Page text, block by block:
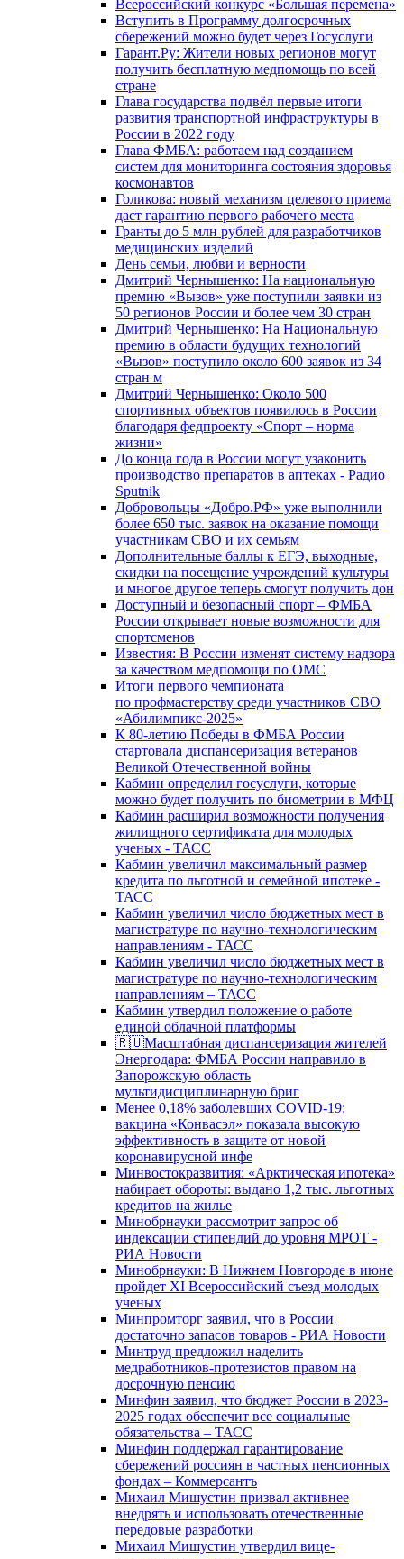
Всероссийский конкурс «Большая перемена»
Вступить в Программу долгосрочных
сбережений можно будет через Госуслуги
Гарант.Ру: Жители новых регионов могут
получить бесплатную медпомощь по всей
стране
Глава государства подвёл первые итоги
развития транспортной инфраструктуры в
России в 2022 году
Глава ФМБА: работаем над созданием
систем для мониторинга состояния здоровья
космонавтов
Голикова: новый механизм целевого приема
даст гарантию первого рабочего места
Гранты до 5 млн рублей для разработчиков
медицинских изделий
День семьи, любви и верности
Дмитрий Чернышенко: На национальную
премию «Вызов» уже поступили заявки из
50 регионов России и более чем 30 стран
Дмитрий Чернышенко: На Национальную
премию в области будущих технологий
«Вызов» поступило около 600 заявок из 34
стран м
Дмитрий Чернышенко: Около 500
спортивных объектов появилось в России
благодаря федпроекту «Спорт – норма
жизни»
До конца года в России могут узаконить
производство препаратов в аптеках - Радио
Sputnik
Добровольцы «Добро.РФ» уже выполнили
более 650 тыс. заявок на оказание помощи
участникам СВО и их семьям
Дополнительные баллы к ЕГЭ, выходные,
скидки на посещение учреждений культуры
и многое другое теперь смогут получить дон
Доступный и безопасный спорт – ФМБА
России открывает новые возможности для
спортсменов
Известия: В России изменят систему надзора
за качеством медпомощи по ОМС
Итоги первого чемпионата
по профмастерству среди участников СВО
«Абилимпикс-2025»
К 80-летию Победы в ФМБА России
стартовала диспансеризация ветеранов
Великой Отечественной войны
Кабмин определил госуслуги, которые
можно будет получить по биометрии в МФЦ
Кабмин расширил возможности получения
жилищного сертификата для молодых
ученых - ТАСС
Кабмин увеличил максимальный размер
кредита по льготной и семейной ипотеке -
ТАСС
Кабмин увеличил число бюджетных мест в
магистратуре по научно-технологическим
направлениям - ТАСС
Кабмин увеличил число бюджетных мест в
магистратуре по научно-технологическим
направлениям – ТАСС
Кабмин утвердил положение о работе
единой облачной платформы
🇷🇺Масштабная диспансеризация жителей
Энергодара: ФМБА России направило в
Запорожскую область
мультидисциплинарную бриг
Менее 0,18% заболевших COVID-19:
вакцина «Конвасэл» показала высокую
эффективность в защите от новой
коронавирусной инфе
Минвостокразвития: «Арктическая ипотека»
набирает обороты: выдано 1,2 тыс. льготных
кредитов на жилье
Минобрнауки рассмотрит запрос об
индексации стипендий до уровня МРОТ -
РИА Новости
Минобрнауки: В Нижнем Новгороде в июне
пройдет XI Всероссийский съезд молодых
ученых
Минпромторг заявил, что в России
достаточно запасов товаров - РИА Новости
Минтруд предложил наделить
медработников-протезистов правом на
досрочную пенсию
Минфин заявил, что бюджет России в 2023-
2025 годах обеспечит все социальные
обязательства – ТАСС
Минфин поддержал гарантирование
сбережений россиян в частных пенсионных
фондах – Коммерсантъ
Михаил Мишустин призвал активнее
внедрять и использовать отечественные
передовые разработки
Михаил Мишустин утвердил вице-